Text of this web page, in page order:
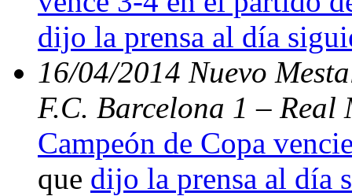
dijo la prensa al día
16/04/2014 Nuevo
F.C. Barcelona 1 –
Campeón de Copa
que dijo la prensa al día